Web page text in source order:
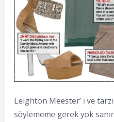
Leighton Meester’ ı ve
söylememe gerek yok